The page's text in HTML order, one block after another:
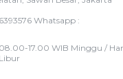
Whatsapp :
17.00 WIB Minggu /